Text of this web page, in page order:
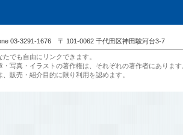
03-3291-1676 〒 101-0062 千代田区神田駿河台3-7
たでも自由にリンクできます。
・写真・イラストの著作権は、それぞれの著作者にありま
販売・紹介目的に限り利用を認めます。